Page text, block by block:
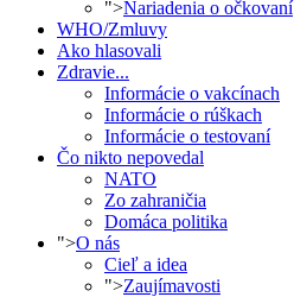
">Nariadenia o očkovaní
WHO/Zmluvy
Ako hlasovali
Zdravie...
Informácie o vakcínach
Informácie o rúškach
Informácie o testovaní
Čo nikto nepovedal
NATO
Zo zahraničia
Domáca politika
">O nás
Cieľ a idea
">Zaujímavosti